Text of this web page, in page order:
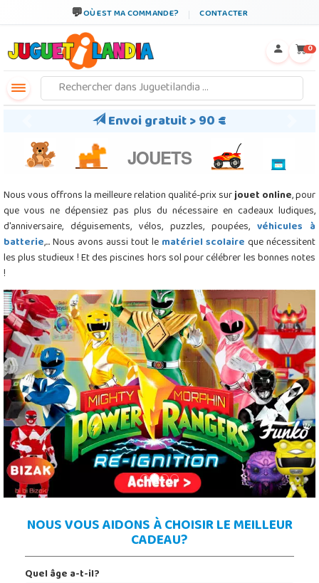
OÙ EST MA COMMANDE? CONTACTER
0
Envoi gratuit > 90 €
JOUETS
Nous vous offrons la meilleure relation qualité-prix surjouet online, pour
que vous ne dépensiez pas plus du nécessaire en cadeaux ludiques,
d'anniversaire, déguisements, vélos, puzzles, poupées, véhicules à
batterie,... Nous avons aussi tout lematériel scolaireque nécessitent
les plus studieux ! Et des piscines hors sol pour célébrer les bonnes notes
!
Previous Next
NOUS VOUS AIDONS À CHOISIR LE MEILLEUR
CADEAU?
Quel âge a-t-il?